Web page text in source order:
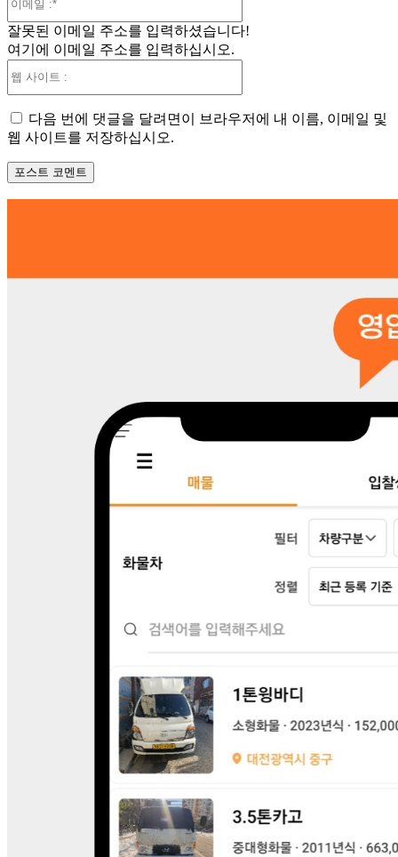
일
잘못된 이메일 주소를 입력하셨습니다!
여기에 이메일 주소를 입력하십시오.
트
다음 번에 댓글을 달려면이 브라우저에 내 이름, 이메일 및
웹 사이트를 저장하십시오.